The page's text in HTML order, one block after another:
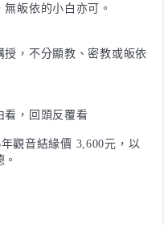
皈依的小白亦可。
，不分顯教、密教或皈依
看，回頭反覆看
觀音結緣價 3,600元，以